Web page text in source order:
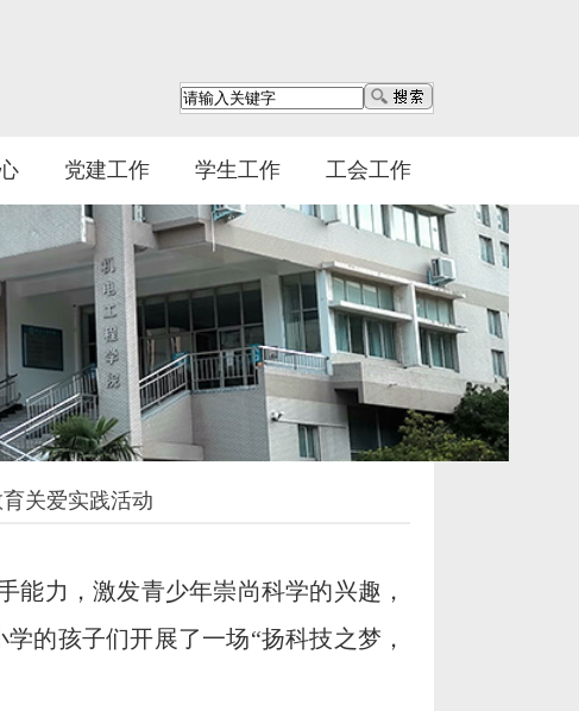
党建工作 学生工作 工会工作
关爱实践活动
能力，激发青少年崇尚科学的兴趣，
的孩子们开展了一场“扬科技之梦，